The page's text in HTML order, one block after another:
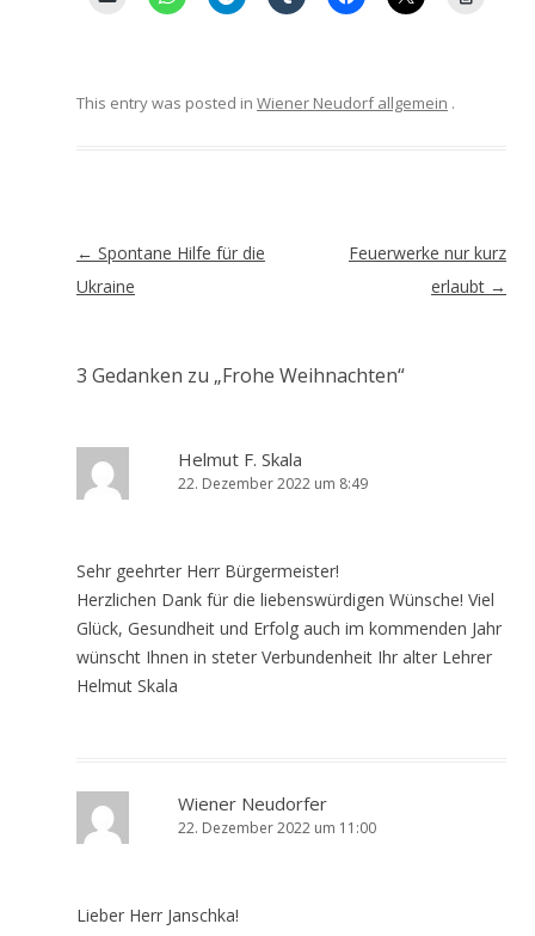
This entry was posted in Wiener Neudorf allgemein .
Artikel-
Navigation
← Spontane Hilfe für die
Ukraine
Feuerwerke nur kurz
erlaubt →
3 Gedanken zu „Frohe Weihnachten“
Helmut F. Skala
22. Dezember 2022 um 8:49
Sehr geehrter Herr Bürgermeister!
Herzlichen Dank für die liebenswürdigen Wünsche! Viel
Glück, Gesundheit und Erfolg auch im kommenden Jahr
wünscht Ihnen in steter Verbundenheit Ihr alter Lehrer
Helmut Skala
Wiener Neudorfer
22. Dezember 2022 um 11:00
Lieber Herr Janschka!